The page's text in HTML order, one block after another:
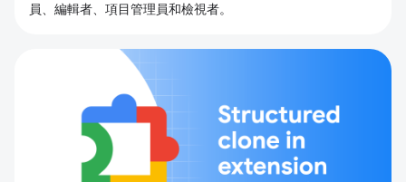
員、編輯者、項目管理員和檢視者。